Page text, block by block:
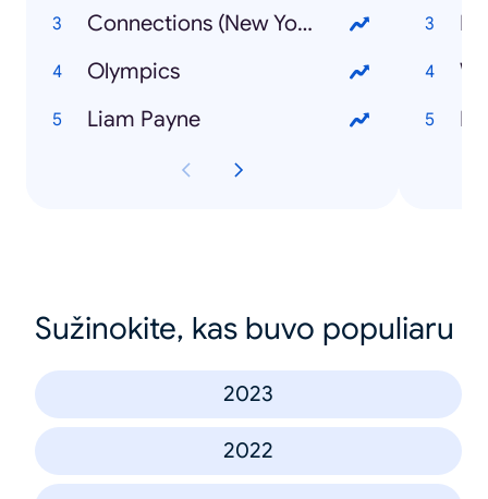
Connections (New York Times game)
Olympics
Liam Payne
Sužinokite, kas buvo populiaru
2023
2022